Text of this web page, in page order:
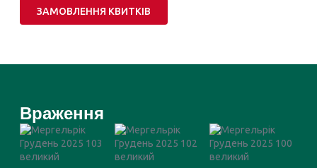
ЗАМОВЛЕННЯ КВИТКІВ
Враження